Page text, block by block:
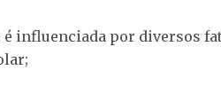
é influenciada por diversos